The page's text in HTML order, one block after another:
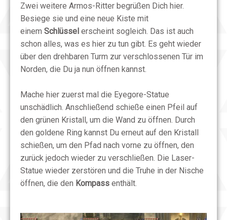
Zwei weitere Armos-Ritter begrüßen Dich hier.
Besiege sie und eine neue Kiste mit
einem Schlüssel erscheint sogleich. Das ist auch
schon alles, was es hier zu tun gibt. Es geht wieder
über den drehbaren Turm zur verschlossenen Tür im
Norden, die Du ja nun öffnen kannst.
Mache hier zuerst mal die Eyegore-Statue
unschädlich. Anschließend schieße einen Pfeil auf
den grünen Kristall, um die Wand zu öffnen. Durch
den goldene Ring kannst Du erneut auf den Kristall
schießen, um den Pfad nach vorne zu öffnen, den
zurück jedoch wieder zu verschließen. Die Laser-
Statue wieder zerstören und die Truhe in der Nische
öffnen, die den Kompass enthält.